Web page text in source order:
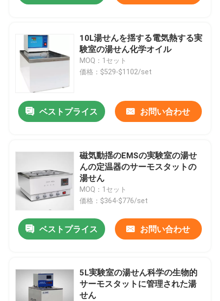
10L湯せんを揺する電気熱する実
験室の湯せん化学オイル
MOQ：1セット
価格：$529-$1102/set
ベストプライス お問い合わせ
磁気動揺のEMSの実験室の湯せ
んの定温器のサーモスタットの
湯せん
MOQ：1セット
価格：$364-$776/set
ベストプライス お問い合わせ
5L実験室の湯せん科学の生物的
サーモスタットに管理された湯
せん